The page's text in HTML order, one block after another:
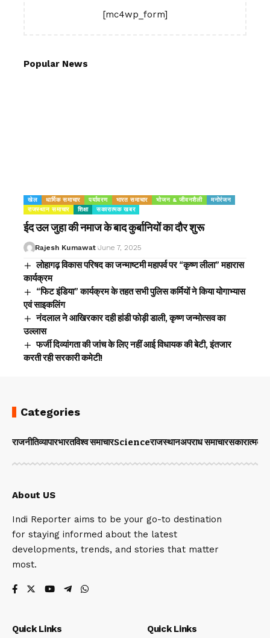
[mc4wp_form]
Popular News
खेल धार्मिक समाचार पर्यावरण भारत समाचार भोजन & जीवनशैली
मनोरंजन
राजस्थान समाचार
शिक्षा सकारात्मक खबर
ईद उल जुहा की नमाज के बाद कुर्बानियों का दौर शुरू
Rajesh Kumawat June 7, 2025
लोहागढ़ विकास परिषद का जन्माष्टमी महापर्व पर “कृष्ण लीला” महारास
कार्यक्रम
“फिट इंडिया” कार्यक्रम के तहत सभी पुलिस कर्मियों ने किया योगाभ्यास
एवं साइकलिंग
नंदलाल ने आखिरकार दही हांडी फोड़ी डाली, कृष्ण जन्मोत्सव का
उल्लास
फर्जी दिव्यांगता की जांच के लिए नहीं आई विधायक की बेटी, इंतजार
करती रही सरकारी कमेटी!
Categories
राजनीतिव्यापारभारतविश्व समाचारScienceराजस्थानअपराध समाचारसकारात्मक
About US
Indi Reporter aims to be your go-to destination
for staying informed about the latest
developments, trends, and stories that matter
most.
Quick Links Quick Links